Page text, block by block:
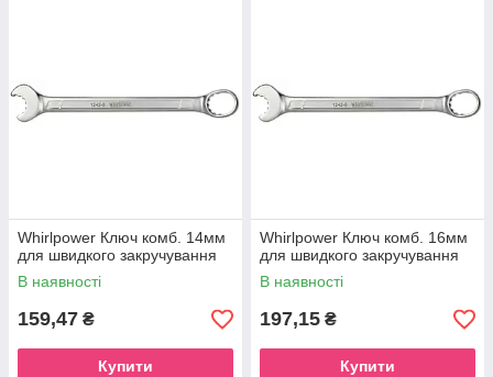
Whirlpower Ключ комб. 14мм
для швидкого закручування
В наявності
159,47 ₴
Купити
Whirlpower Ключ комб. 16мм
для швидкого закручування
В наявності
197,15 ₴
Купити